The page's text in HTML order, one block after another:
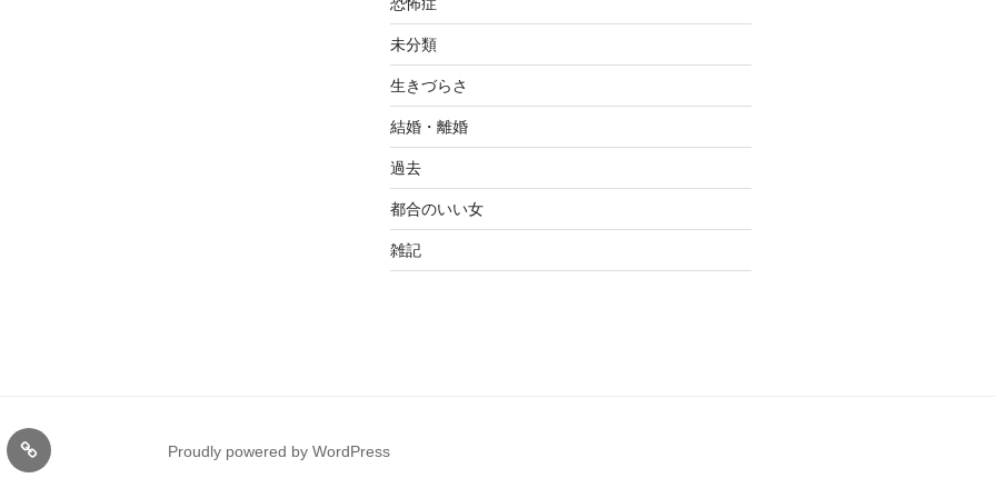
恐怖症
未分類
生きづらさ
結婚・離婚
過去
都合のいい女
雑記
注
意
Proudly powered by WordPress